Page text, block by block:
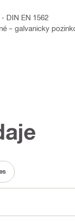
DIN EN 1562
– galvanicky